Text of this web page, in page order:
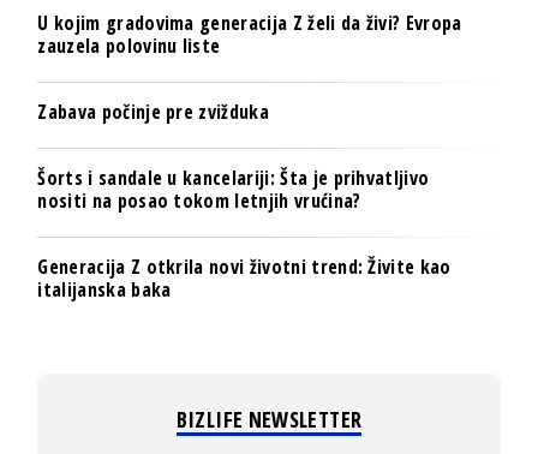
U kojim gradovima generacija Z želi da živi? Evropa
zauzela polovinu liste
Zabava počinje pre zvižduka
Šorts i sandale u kancelariji: Šta je prihvatljivo
nositi na posao tokom letnjih vrućina?
Generacija Z otkrila novi životni trend: Živite kao
italijanska baka
BIZLIFE NEWSLETTER